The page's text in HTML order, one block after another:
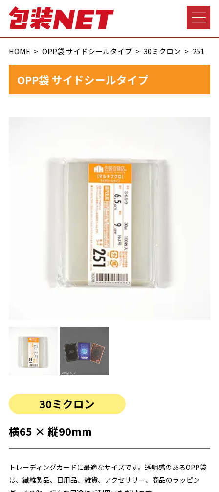
HOME OPP袋 サイドシールタイプ 30ミクロン 251
OPP袋 サイドシールタイプ
30ミクロン
横65 × 縦90mm
トレーディングカードに最適なサイズです。透明感のあるOPP袋
は、繊維製品、日用品、雑貨、アクセサリー、商品のラッピン